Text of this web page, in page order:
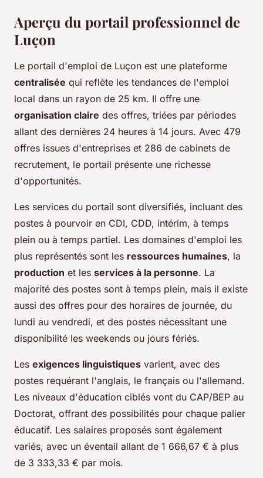
Aperçu du portail professionnel de
Luçon
Le portail d'emploi de Luçon est une plateforme
centralisée qui reflète les tendances de l'emploi
local dans un rayon de 25 km. Il offre une
organisation claire des offres, triées par périodes
allant des dernières 24 heures à 14 jours. Avec 479
offres issues d'entreprises et 286 de cabinets de
recrutement, le portail présente une richesse
d'opportunités.
Les services du portail sont diversifiés, incluant des
postes à pourvoir en CDI, CDD, intérim, à temps
plein ou à temps partiel. Les domaines d'emploi les
plus représentés sont les ressources humaines, la
production et les services à la personne. La
majorité des postes sont à temps plein, mais il existe
aussi des offres pour des horaires de journée, du
lundi au vendredi, et des postes nécessitant une
disponibilité les weekends ou jours fériés.
Les exigences linguistiques varient, avec des
postes requérant l'anglais, le français ou l'allemand.
Les niveaux d'éducation ciblés vont du CAP/BEP au
Doctorat, offrant des possibilités pour chaque palier
éducatif. Les salaires proposés sont également
variés, avec un éventail allant de 1 666,67 € à plus
de 3 333,33 € par mois.